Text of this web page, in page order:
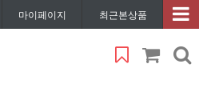
마이페이지 최근본상품